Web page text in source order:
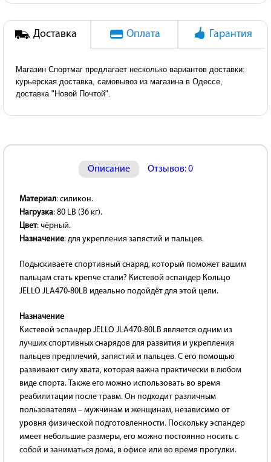
Доставка Оплата Гарантия
Магазин Спортмаг предлагает несколько вариантов доставки:
курьерская доставка, самовывоз из магазина в Одессе,
доставка "Новой Почтой".
Описание Отзывов: 0
Материал: силикон.
Нагрузка: 80 LB (36 кг).
Цвет: чёрный.
Назначение: для укрепления запястий и пальцев.
Подыскиваете спортивный снаряд, который поможет вашим
пальцам стать крепче стали? Кистевой эспандер Кольцо
JELLO JLA470-80LB идеально подойдёт для этой цели.
Назначение
Кистевой эспандер JELLO JLA470-80LB является одним из
лучших спортивных снарядов для развития и укрепления
пальцев предплечий, запястий и пальцев. С его помощью
развивают силу хвата, которая важна практически в любом
виде спорта. Также его можно использовать во время
реабилитации после травм. Он подходит различным
пользователям – мужчинам и женщинам, независимо от
уровня физической подготовленности. Поскольку эспандер
имеет небольшие размеры, его можно постоянно носить с
собой и заниматься дома, в офисе или во время прогулки.